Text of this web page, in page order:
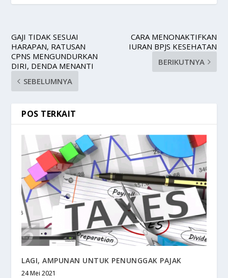
GAJI TIDAK SESUAI
HARAPAN, RATUSAN
CPNS MENGUNDURKAN
DIRI, DENDA MENANTI
SEBELUMNYA
CARA MENONAKTIFKAN
IURAN BPJS KESEHATAN
BERIKUTNYA
POS TERKAIT
LAGI, AMPUNAN UNTUK PENUNGGAK PAJAK
24 Mei 2021